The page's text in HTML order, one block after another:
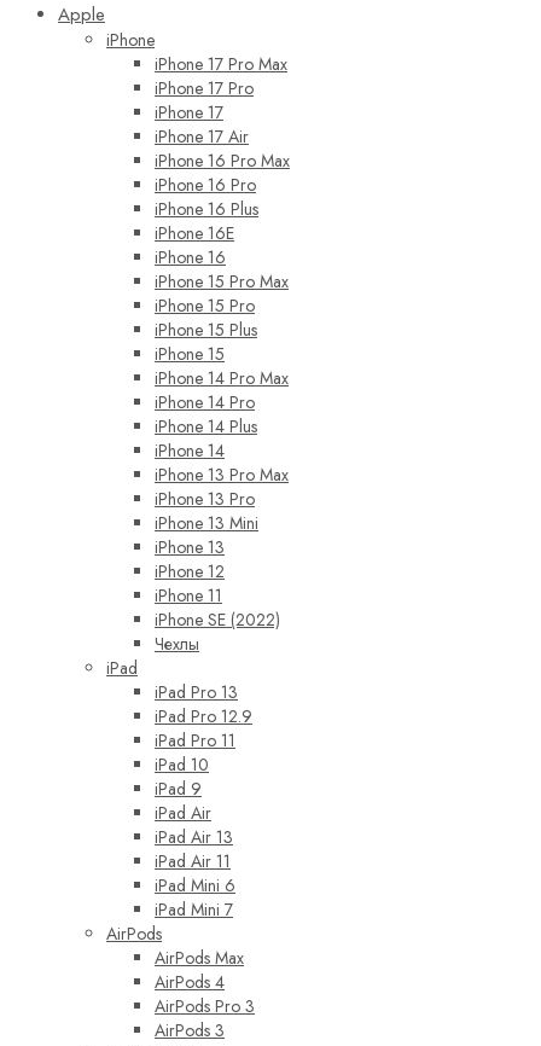
Apple
iPhone
iPhone 17 Pro Max
iPhone 17 Pro
iPhone 17
iPhone 17 Air
iPhone 16 Pro Max
iPhone 16 Pro
iPhone 16 Plus
iPhone 16E
iPhone 16
iPhone 15 Pro Max
iPhone 15 Pro
iPhone 15 Plus
iPhone 15
iPhone 14 Pro Max
iPhone 14 Pro
iPhone 14 Plus
iPhone 14
iPhone 13 Pro Max
iPhone 13 Pro
iPhone 13 Mini
iPhone 13
iPhone 12
iPhone 11
iPhone SE (2022)
Чехлы
iPad
iPad Pro 13
iPad Pro 12.9
iPad Pro 11
iPad 10
iPad 9
iPad Air
iPad Air 13
iPad Air 11
iPad Mini 6
iPad Mini 7
AirPods
AirPods Max
AirPods 4
AirPods Pro 3
AirPods 3